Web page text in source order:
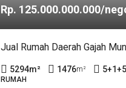
Rp. 125.000.000.000/
Jual Rumah Daerah Gajah
5294m² 1476m² 5+1+5
RUMAH